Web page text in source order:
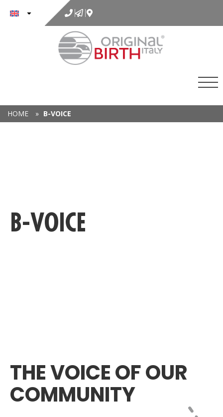
content
HOME » B-VOICE
B-VOICE
THE VOICE OF OUR
COMMUNITY